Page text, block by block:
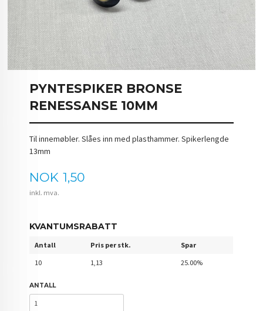
PYNTESPIKER BRONSE
RENESSANSE 10MM
Til innemøbler. Slåes inn med plasthammer. Spikerlengde
13mm
Pris
NOK 1,50
inkl. mva.
KVANTUMSRABATT
Antall Pris per stk.
Spar
10
1,13 25.00%
ANTALL